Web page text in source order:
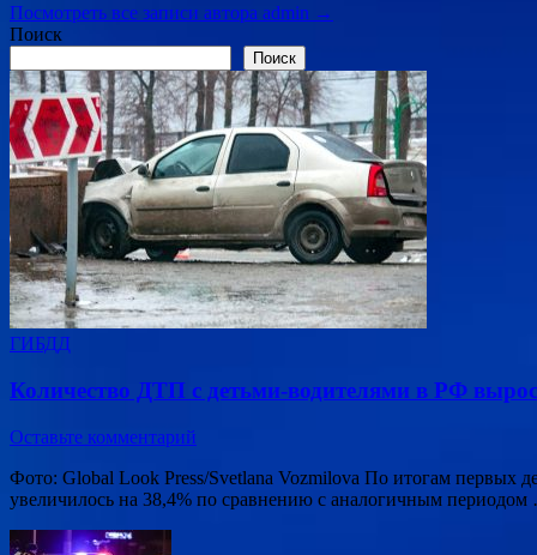
Посмотреть все записи автора admin →
Поиск
Поиск
ГИБДД
Количество ДТП с детьми-водителями в РФ
Оставьте комментарий
Фото: Global Look Press/Svetlana Vozmilova По итогам первых
увеличилось на 38,4% по сравнению с аналогичным